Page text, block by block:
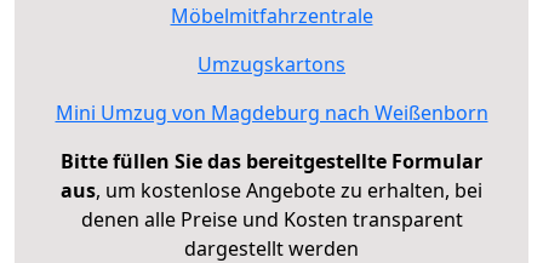
Möbelmitfahrzentrale
Umzugskartons
Mini Umzug von Magdeburg nach Weißenborn
Bitte füllen Sie das bereitgestellte Formular
aus, um kostenlose Angebote zu erhalten, bei
denen alle Preise und Kosten transparent
dargestellt werden